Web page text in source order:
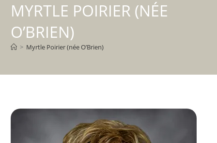
MYRTLE POIRIER (NÉE
O’BRIEN)
> Myrtle Poirier (née O’Brien)